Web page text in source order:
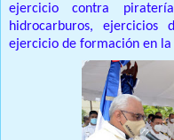
ejercicio contra
hidrocarburos, ejercicios
ejercicio de formación en